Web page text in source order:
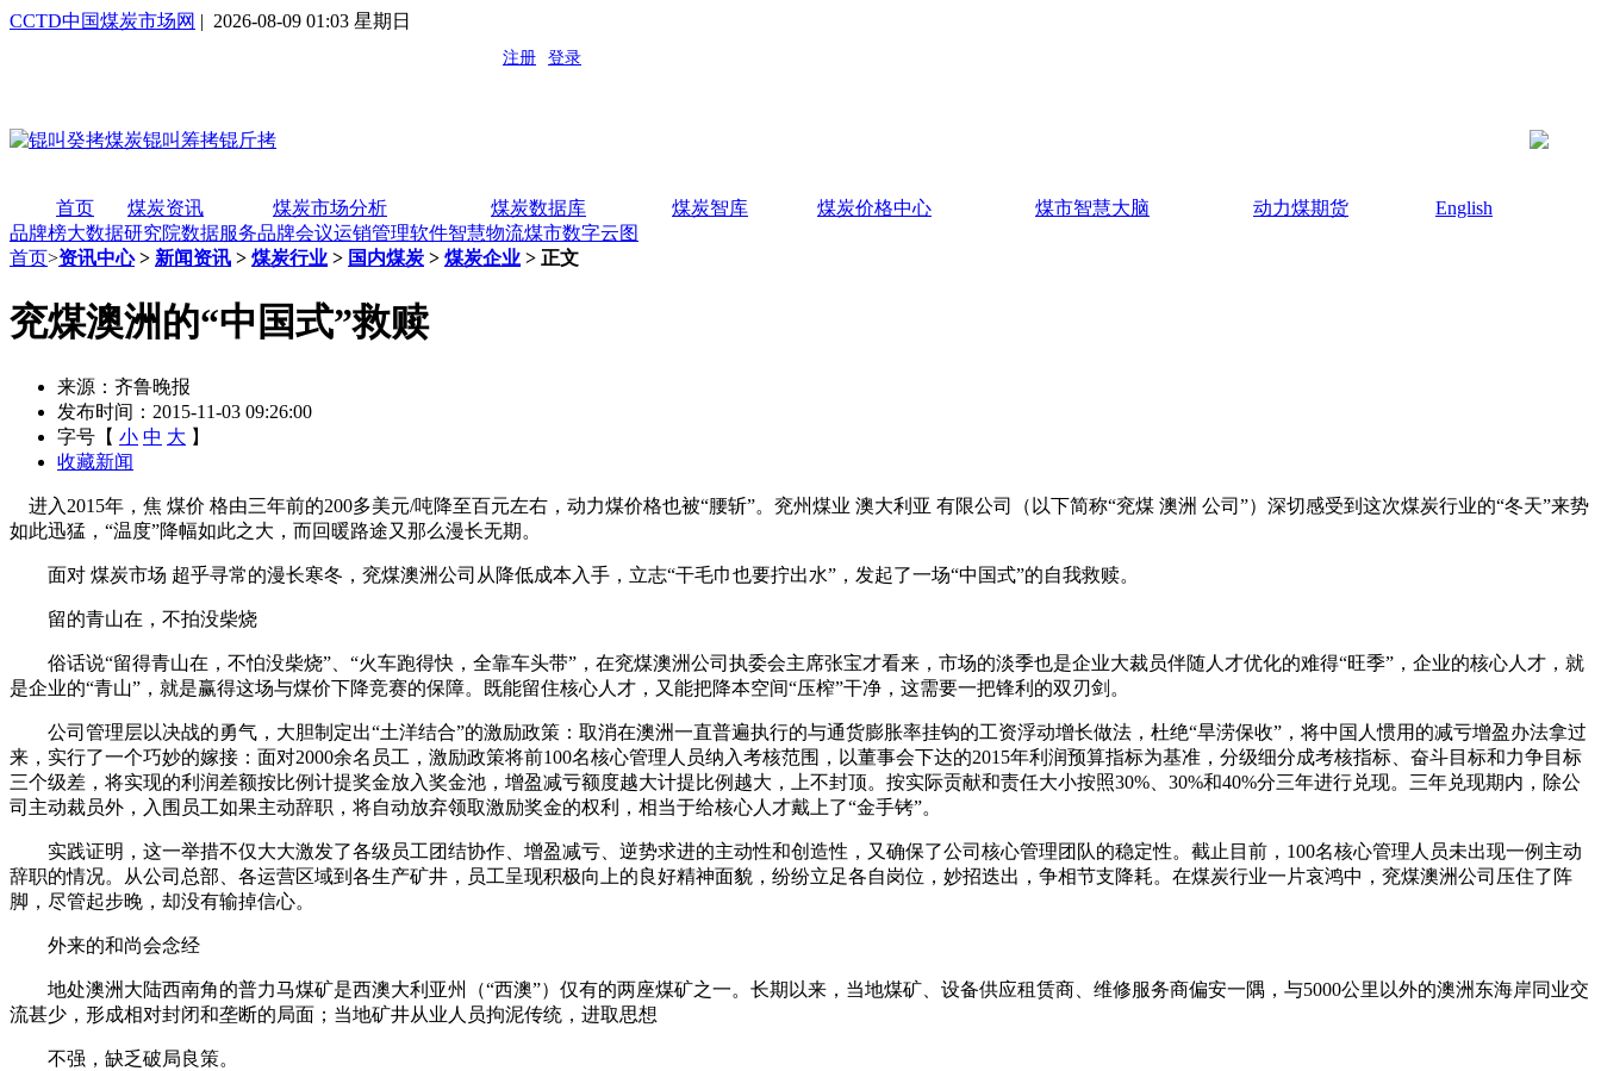
CCTD中国煤炭市场网 | 2026-08-09 01:03 星期日
首页 煤炭资讯 煤炭市场分析 煤炭数据库 煤炭智库 煤炭价格中心 煤市智慧大脑 动力煤期货
English
品牌榜大数据研究院数据服务品牌会议运销管理软件智慧物流煤市数字云图
首页>资讯中心> 新闻资讯 > 煤炭行业 > 国内煤炭 > 煤炭企业 > 正文
兖煤澳洲的“中国式”救赎
来源：齐鲁晚报
发布时间：2015-11-03 09:26:00
字号【 小 中 大 】
收藏新闻
进入2015年，焦 煤价 格由三年前的200多美元/吨降至百元左右，动力煤价格也被“腰斩”。兖州煤业 澳大利亚 有限公司（以下简称“兖煤 澳洲 公司”）深切感受到这次煤炭行业的“冬天”来势
如此迅猛，“温度”降幅如此之大，而回暖路途又那么漫长无期。
面对 煤炭市场 超乎寻常的漫长寒冬，兖煤澳洲公司从降低成本入手，立志“干毛巾也要拧出水”，发起了一场“中国式”的自我救赎。
留的青山在，不拍没柴烧
俗话说“留得青山在，不怕没柴烧”、“火车跑得快，全靠车头带”，在兖煤澳洲公司执委会主席张宝才看来，市场的淡季也是企业大裁员伴随人才优化的难得“旺季”，企业的核心人才，就
是企业的“青山”，就是赢得这场与煤价下降竞赛的保障。既能留住核心人才，又能把降本空间“压榨”干净，这需要一把锋利的双刃剑。
公司管理层以决战的勇气，大胆制定出“土洋结合”的激励政策：取消在澳洲一直普遍执行的与通货膨胀率挂钩的工资浮动增长做法，杜绝“旱涝保收”，将中国人惯用的减亏增盈办法拿过
来，实行了一个巧妙的嫁接：面对2000余名员工，激励政策将前100名核心管理人员纳入考核范围，以董事会下达的2015年利润预算指标为基准，分级细分成考核指标、奋斗目标和力争目标
三个级差，将实现的利润差额按比例计提奖金放入奖金池，增盈减亏额度越大计提比例越大，上不封顶。按实际贡献和责任大小按照30%、30%和40%分三年进行兑现。三年兑现期内，除公
司主动裁员外，入围员工如果主动辞职，将自动放弃领取激励奖金的权利，相当于给核心人才戴上了“金手铐”。
实践证明，这一举措不仅大大激发了各级员工团结协作、增盈减亏、逆势求进的主动性和创造性，又确保了公司核心管理团队的稳定性。截止目前，100名核心管理人员未出现一例主动
辞职的情况。从公司总部、各运营区域到各生产矿井，员工呈现积极向上的良好精神面貌，纷纷立足各自岗位，妙招迭出，争相节支降耗。在煤炭行业一片哀鸿中，兖煤澳洲公司压住了阵
脚，尽管起步晚，却没有输掉信心。
外来的和尚会念经
地处澳洲大陆西南角的普力马煤矿是西澳大利亚州（“西澳”）仅有的两座煤矿之一。长期以来，当地煤矿、设备供应租赁商、维修服务商偏安一隅，与5000公里以外的澳洲东海岸同业交
流甚少，形成相对封闭和垄断的局面；当地矿井从业人员拘泥传统，进取思想
不强，缺乏破局良策。